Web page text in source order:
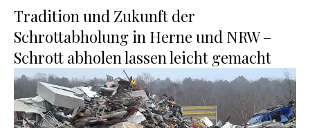
Tradition und Zukunft der
Schrottabholung in Herne und NRW –
Schrott abholen lassen leicht gemacht